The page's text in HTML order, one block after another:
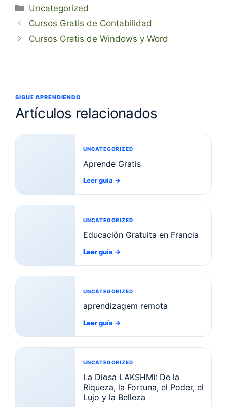
Categorías
Uncategorized
Cursos Gratis de Contabilidad
Cursos Gratis de Windows y Word
SIGUE APRENDIENDO
Artículos relacionados
UNCATEGORIZED
Aprende Gratis
Leer guía →
UNCATEGORIZED
Educación Gratuita en Francia
Leer guía →
UNCATEGORIZED
aprendizagem remota
Leer guía →
UNCATEGORIZED
La Diosa LAKSHMI: De la
Riqueza, la Fortuna, el Poder, el
Lujo y la Belleza